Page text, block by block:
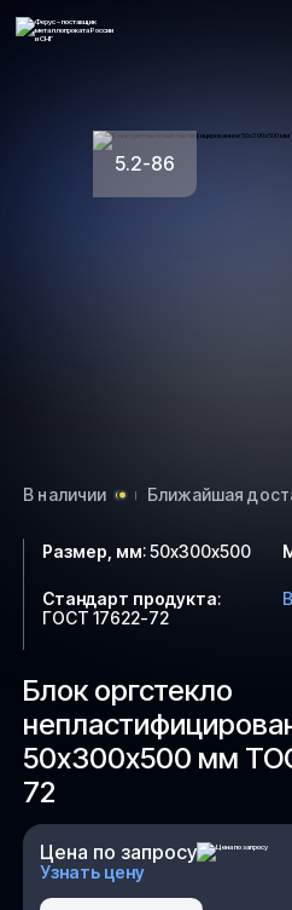
5.2-86
В наличии Ближайшая
Блок оргстекло
50х300х500 мм
72
Цена по запросу
Узнать цену
Размер, мм:50х300х500
Стандарт продукта:
ГОСТ 17622-72